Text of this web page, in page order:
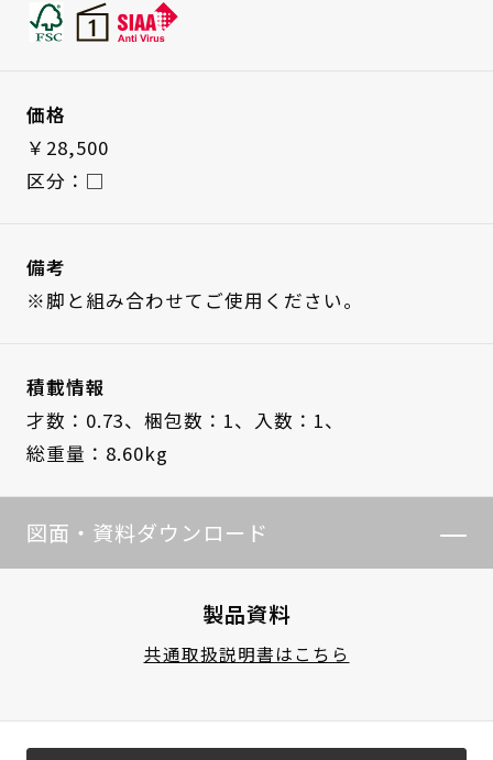
価格
￥28,500
区分：□
備考
※脚と組み合わせてご使用ください。
積載情報
才数：0.73、 梱包数：1、
入数：1、
総重量：8.60kg
図面・資料ダウンロード
製品資料
共通取扱説明書はこちら